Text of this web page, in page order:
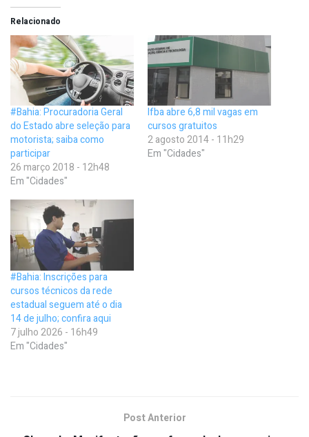
Relacionado
#Bahia: Procuradoria Geral
do Estado abre seleção para
motorista; saiba como
participar
26 março 2018 - 12h48
Em "Cidades"
Ifba abre 6,8 mil vagas em
cursos gratuitos
2 agosto 2014 - 11h29
Em "Cidades"
#Bahia: Inscrições para
cursos técnicos da rede
estadual seguem até o dia
14 de julho; confira aqui
7 julho 2026 - 16h49
Em "Cidades"
Post Anterior